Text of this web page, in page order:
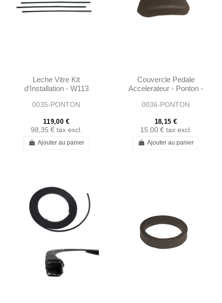
Leche Vitre Kit
d'Installation - W113
Limousine
0035-PONTON
119,00 €
98,35 € tax excl.
Ajouter au panier
Couvercle Pedale
Accelerateur - Ponton -
0036-PONTON
18,15 €
15,00 € tax excl.
Ajouter au panier